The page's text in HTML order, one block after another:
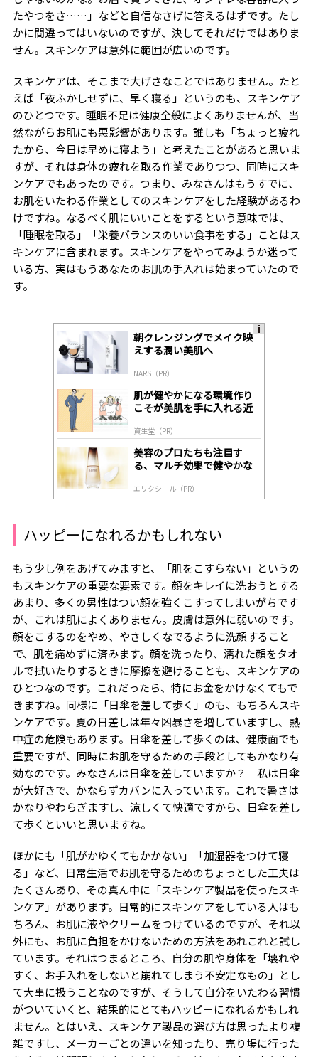
たやつをさ……」などと自信なさげに答えるはずです。たし
かに間違ってはいないのですが、決してそれだけではありま
せん。スキンケアは意外に範囲が広いのです。
スキンケアは、そこまで大げさなことではありません。たと
えば「夜ふかしせずに、早く寝る」というのも、スキンケア
のひとつです。睡眠不足は健康全般によくありませんが、当
然ながらお肌にも悪影響があります。誰しも「ちょっと疲れ
たから、今日は早めに寝よう」と考えたことがあると思いま
すが、それは身体の疲れを取る作業でありつつ、同時にスキ
ンケアでもあったのです。つまり、みなさんはもうすでに、
お肌をいたわる作業としてのスキンケアをした経験があるわ
けですね。なるべく肌にいいことをするという意味では、
「睡眠を取る」「栄養バランスのいい食事をする」ことはス
キンケアに含まれます。スキンケアをやってみようか迷って
いる方、実はもうあなたのお肌の手入れは始まっていたので
す。
朝クレンジングでメイク映
えする潤い美肌へ
NARS（PR）
肌が健やかになる環境作り
こそが美肌を手に入れる近
資生堂（PR）
美容のプロたちも注目す
る、マルチ効果で健やかな
エリクシール（PR）
ハッピーになれるかもしれない
もう少し例をあげてみますと、「肌をこすらない」というの
もスキンケアの重要な要素です。顔をキレイに洗おうとする
あまり、多くの男性はつい顔を強くこすってしまいがちです
が、これは肌によくありません。皮膚は意外に弱いのです。
顔をこするのをやめ、やさしくなでるように洗顔すること
で、肌を痛めずに済みます。顔を洗ったり、濡れた顔をタオ
ルで拭いたりするときに摩擦を避けることも、スキンケアの
ひとつなのです。これだったら、特にお金をかけなくてもで
きますね。同様に「日傘を差して歩く」のも、もちろんスキ
ンケアです。夏の日差しは年々凶暴さを増していますし、熱
中症の危険もあります。日傘を差して歩くのは、健康面でも
重要ですが、同時にお肌を守るための手段としてもかなり有
効なのです。みなさんは日傘を差していますか？ 私は日傘
が大好きで、かならずカバンに入っています。これで暑さは
かなりやわらぎますし、涼しくて快適ですから、日傘を差し
て歩くといいと思いますね。
ほかにも「肌がかゆくてもかかない」「加湿器をつけて寝
る」など、日常生活でお肌を守るためのちょっとした工夫は
たくさんあり、その真ん中に「スキンケア製品を使ったスキ
ンケア」があります。日常的にスキンケアをしている人はも
ちろん、お肌に液やクリームをつけているのですが、それ以
外にも、お肌に負担をかけないための方法をあれこれと試し
ています。それはつまるところ、自分の肌や身体を「壊れや
すく、お手入れをしないと崩れてしまう不安定なもの」とし
て大事に扱うことなのですが、そうして自分をいたわる習慣
がついていくと、結果的にとてもハッピーになれるかもしれ
ません。とはいえ、スキンケア製品の選び方は思ったより複
雑ですし、メーカーごとの違いを知ったり、売り場に行った